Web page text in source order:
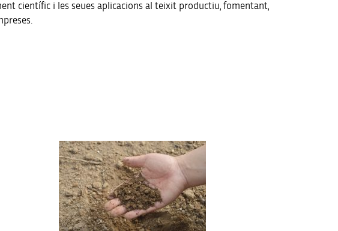
científic i les seues aplicacions al teixit productiu, fomentant,